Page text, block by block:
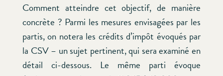
Comment atteindre cet objectif, de manière
concrète ? Parmi les mesures envisagées par les
partis, on notera les crédits d’impôt évoqués par
la CSV – un sujet pertinent, qui sera examiné en
détail ci-dessous. Le même parti évoque